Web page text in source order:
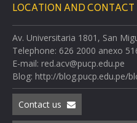
LOCATION AND CONTACT
Av. Universitaria 1801, San
Telephone: 626 2000 anexo
E-mail: red.acv@pucp.edu.pe
Blog: http://blog.pucp.edu.pe/
Contact us